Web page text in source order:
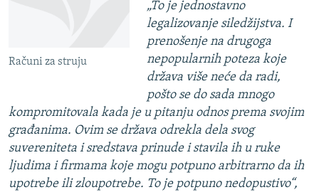
Računi za struju
„To je jednostavno
legalizovanje siledžijstva. I
prenošenje na drugoga
nepopularnih poteza koje
država više neće da radi,
pošto se do sada mnogo
kompromitovala kada je u pitanju odnos prema svojim
građanima. Ovim se država odrekla dela svog
suvereniteta i sredstava prinude i stavila ih u ruke
ljudima i firmama koje mogu potpuno arbitrarno da ih
upotrebe ili zloupotrebe. To je potpuno nedopustivo“,